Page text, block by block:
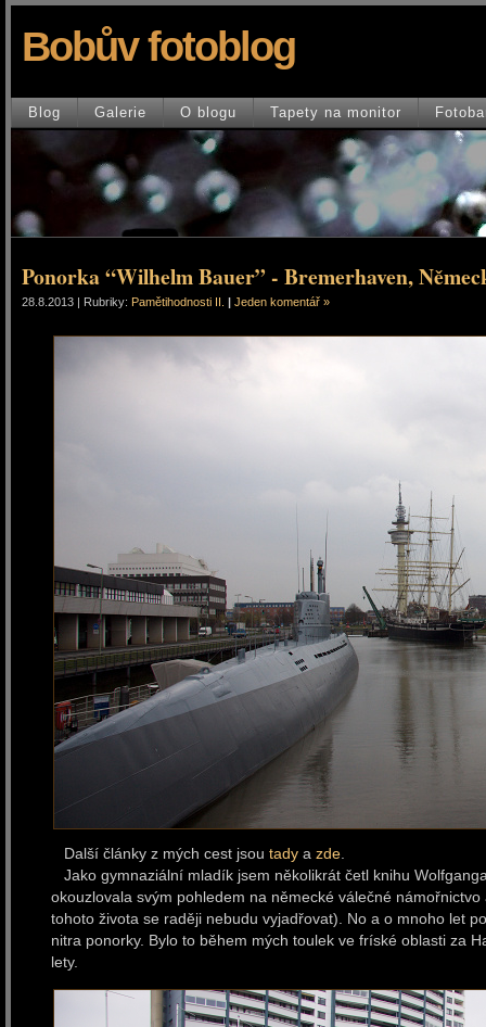
Bobův fotoblog
Blog Galerie O blogu Tapety na monitor
Ponorka “Wilhelm Bauer” - Bremerhaven,
28.8.2013 | Rubriky: Pamětihodnosti II. Jeden komentář »
Další články z mých cest jsou tadya zde.
Jako gymnaziální mladík jsem několikrát četl knihu
okouzlovala svým pohledem na německé válečné
tohoto života se raději nebudu vyjadřovat). No a o mnoho let
nitra ponorky. Bylo to během mých toulek ve fríské oblasti za
lety.